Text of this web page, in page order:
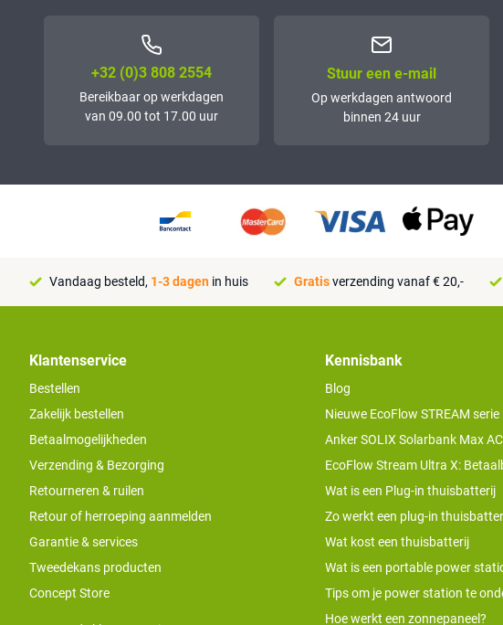
+32 (0)3 808 2554
Bereikbaar op werkdagen
van 09.00 tot 17.00 uur
Stuur een e-mail
Op werkdagen antwoord
binnen 24 uur
Vandaag besteld, 1-3 dagen in huis Gratisverzending vanaf € 20,-
Klantenservice
Bestellen
Zakelijk bestellen
Betaalmogelijkheden
Verzending & Bezorging
Retourneren & ruilen
Retour of herroeping aanmelden
Garantie & services
Tweedekans producten
Concept Store
Kennisbank
Blog
Nieuwe EcoFlow STREAM serie
Anker SOLIX Solarbank Max
EcoFlow Stream Ultra X:
Wat is een Plug-in thuisbatterij
Zo werkt een plug-in
Wat kost een thuisbatterij
Wat is een portable power
Tips om je power station te
Hoe werkt een zonnepaneel?